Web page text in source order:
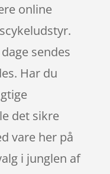
online
sendes
Har du
det sikre
vare her på
i junglen af